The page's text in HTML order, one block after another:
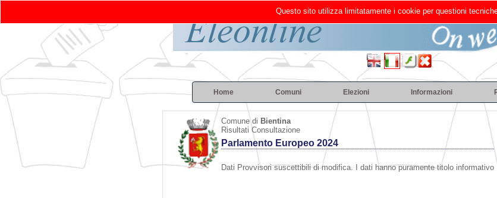
Home Comuni Elezioni Informazioni
Comune di Bientina
Risultati Consultazione
Parlamento Europeo 2024
Dati Provvisori suscettibili di modifica. I dati hanno puramente titolo informativo
Questo sito utilizza limitatamente i cookie per questioni